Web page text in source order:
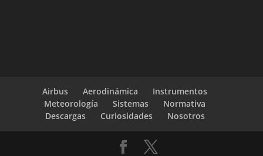
Airbus Aerodinámica
Instrumentos
Meteorología
Sistemas
Normativa
Descargas
Curiosidades Nosotros